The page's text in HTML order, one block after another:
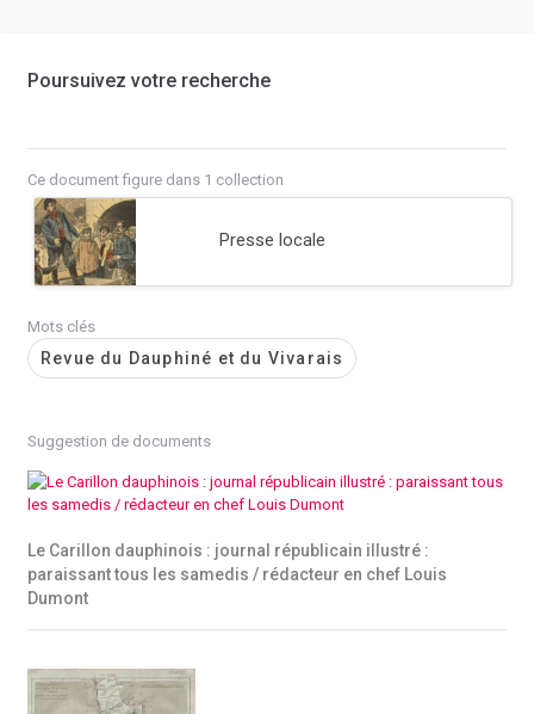
Poursuivez votre recherche
Ce document figure dans 1 collection
Presse locale
Mots clés
Revue du Dauphiné et du Vivarais
Suggestion de documents
Le Carillon dauphinois : journal républicain illustré :
paraissant tous les samedis / rédacteur en chef Louis
Dumont